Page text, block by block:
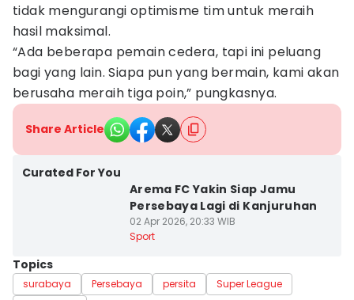
tidak mengurangi optimisme tim untuk meraih
hasil maksimal.
“Ada beberapa pemain cedera, tapi ini peluang
bagi yang lain. Siapa pun yang bermain, kami akan
berusaha meraih tiga poin,” pungkasnya.
Share Article
Curated For You
Arema FC Yakin Siap Jamu
Persebaya Lagi di Kanjuruhan
02 Apr 2026, 20:33 WIB
Sport
Topics
surabaya Persebaya persita
Super League